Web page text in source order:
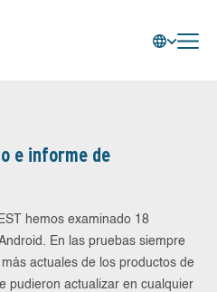
e informe de
hemos examinado 18
En las pruebas siempre
actuales de los productos de
pudieron actualizar en cualquier